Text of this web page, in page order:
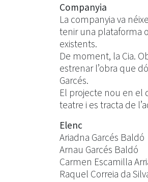
Companyia
La companyia va
tenir una plataforma
existents.
De moment, la Cia.
estrenar l’obra que
Garcés.
El projecte nou en el
teatre i es tracta de
Elenc
Ariadna Garcés Baldó
Arnau Garcés Baldó
Carmen Escamilla
Raquel Correia da